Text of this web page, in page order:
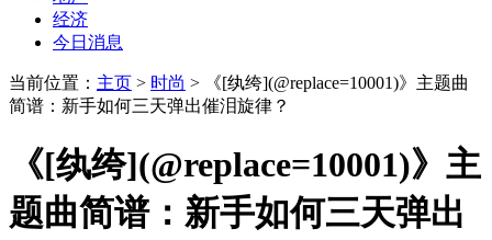
经济
今日消息
当前位置： 主页 > 时尚 > 《[纨绔](@replace=10001)》主题曲
简谱：新手如何三天弹出催泪旋律？
《[纨绔](@replace=10001)》主
题曲简谱：新手如何三天弹出